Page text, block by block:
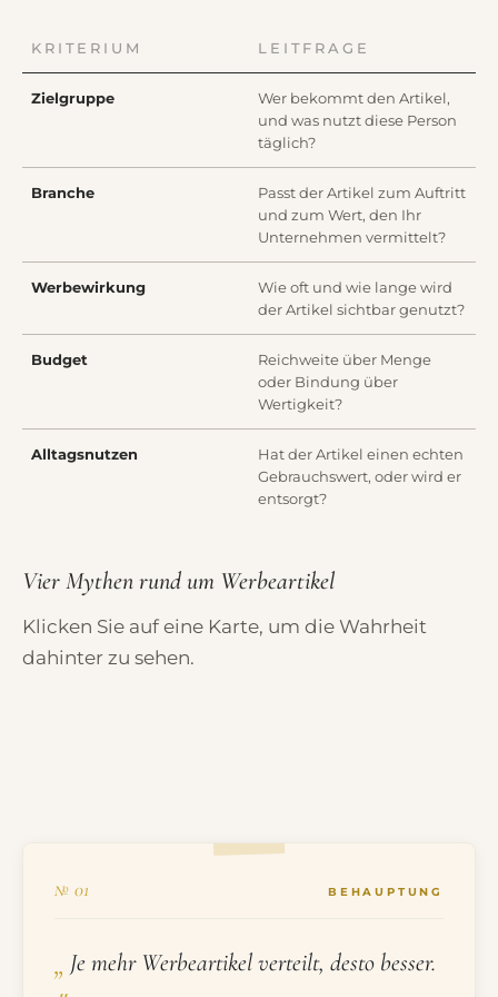
KRITERIUM LEITFRAGE
Zielgruppe
Wer bekommt den Artikel,
und was nutzt diese Person
täglich?
Branche
Passt der Artikel zum Auftritt
und zum Wert, den Ihr
Unternehmen vermittelt?
Werbewirkung
Wie oft und wie lange wird
der Artikel sichtbar genutzt?
Budget
Reichweite über Menge
oder Bindung über
Wertigkeit?
Alltagsnutzen
Hat der Artikel einen echten
Gebrauchswert, oder wird er
entsorgt?
Vier Mythen rund um Werbeartikel
Klicken Sie auf eine Karte, um die Wahrheit
dahinter zu sehen.
№ 01 BEHAUPTUNG
„ Je mehr Werbeartikel verteilt, desto besser.
№ 01
Falsch. Masse erzeugt vor allem Streuverlust:
Billigware landet schnell im Müll, ohne dass